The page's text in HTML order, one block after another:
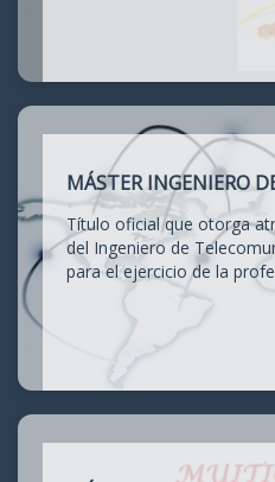
MÁSTER INGENIERO
Título oficial que otorga
del Ingeniero de
para el ejercicio de la